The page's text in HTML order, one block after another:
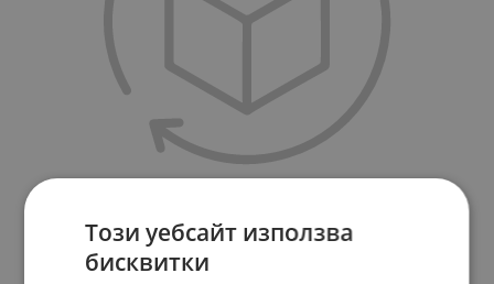
Този уебсайт използва
бисквитки